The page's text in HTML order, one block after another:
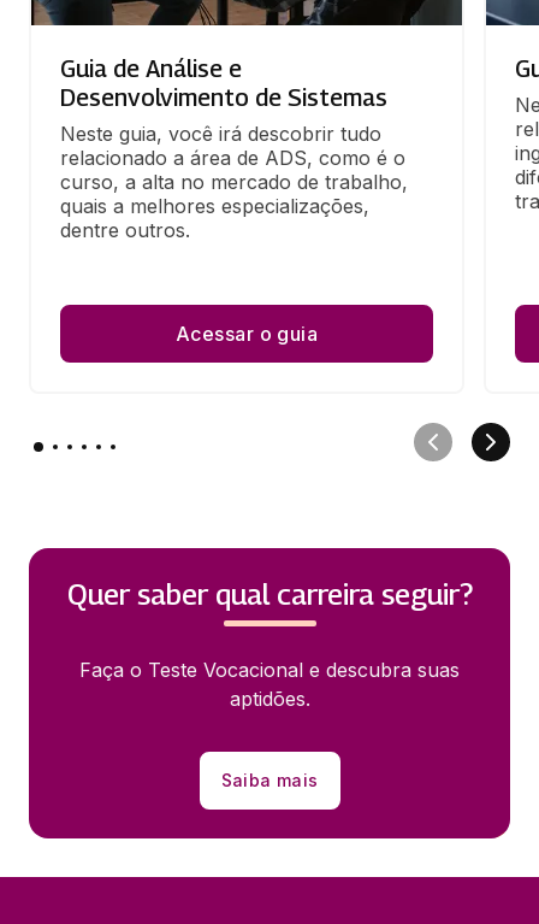
Guia de Análise e
Desenvolvimento de Sistemas
Neste guia, você irá descobrir tudo
relacionado a área de ADS, como é o
curso, a alta no mercado de trabalho,
quais a melhores especializações,
dentre outros.
Acessar o guia
Quer saber qual carreira seguir?
Faça o Teste Vocacional e descubra suas
aptidões.
Saiba mais